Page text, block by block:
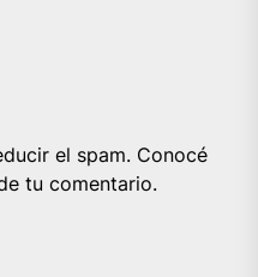
el spam. Conocé
tu comentario.